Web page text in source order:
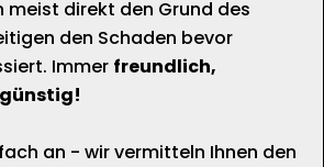
meist direkt den Grund des
den Schaden bevor
Immer freundlich,
an - wir vermitteln Ihnen den